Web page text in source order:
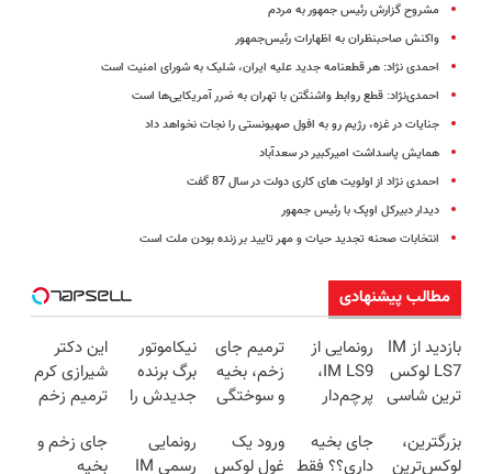
مشروح گزارش رئیس جمهور به مردم
واکنش صاحبنظران به اظهارات رئیس‌جمهور
احمدی نژاد: هر قطعنامه جدید علیه ایران، شلیک به شورای امنیت است ‬
احمدی‌نژاد: قطع روابط واشنگتن با تهران به ضرر آمریکایی‌ها است
جنایات در غزه، رژیم رو به افول صهیونستی را نجات نخواهد داد
همایش پاسداشت امیرکبیر در سعدآباد
احمدی نژاد از اولویت های کاری دولت در سال 87 گفت
دیدار دبیرکل اوپک با رئیس جمهور
انتخابات صحنه تجدید حیات و مهر تایید بر زنده بودن ملت است
مطالب پیشنهادی
بازدید از IM
LS7 لوکس
ترین شاسی
ایران در
رونمایی از
IM LS9،
پرچم‌دار
EREV وارد
ترمیم جای
زخم، بخیه
و سوختگی
هفته!!😍
نیکاموتور
برگ برنده
جدیدش را
LS9 رسماً
این دکتر
شیرازی کرم
ترمیم زخم
ساخت!!!
بزرگترین،
لوکس‌ترین
جای بخیه
داری؟؟ فقط
ورود یک
غول لوکس
رونمایی
رسمی IM
جای زخم و
بخیه